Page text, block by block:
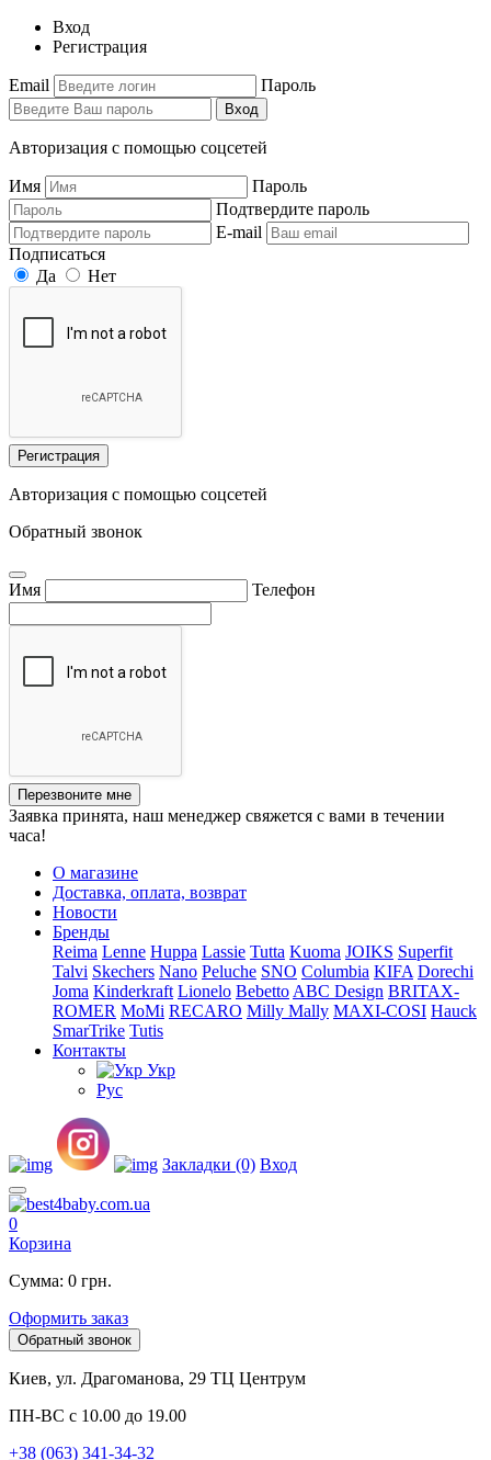
Вход
Регистрация
Email Пароль
Вход
Авторизация с помощью соцсетей
Имя
Пароль
Подтвердите пароль
E-mail
Подписаться
Да
Нет
Регистрация
Авторизация с помощью соцсетей
Обратный звонок
Имя Телефон
Перезвоните мне
Заявка принята, наш менеджер свяжется с вами в течении
часа!
О магазине
Доставка, оплата, возврат
Новости
Бренды
Reima Lenne Huppa Lassie Tutta Kuoma JOIKS Superfit
Talvi Skechers Nano Peluche SNO Columbia KIFA Dorechi
Joma Kinderkraft Lionelo Bebetto ABC Design BRITAX-
ROMER MoMi RECARO Milly Mally MAXI-COSI Hauck
SmarTrike Tutis
Контакты
Укр
Рус
Закладки (0) Вход
0
Корзина
Сумма: 0 грн.
Оформить заказ
Обратный звонок
Киев, ул. Драгоманова, 29 ТЦ Центрум
ПН-ВС с 10.00 до 19.00
+38 (063) 341-34-32